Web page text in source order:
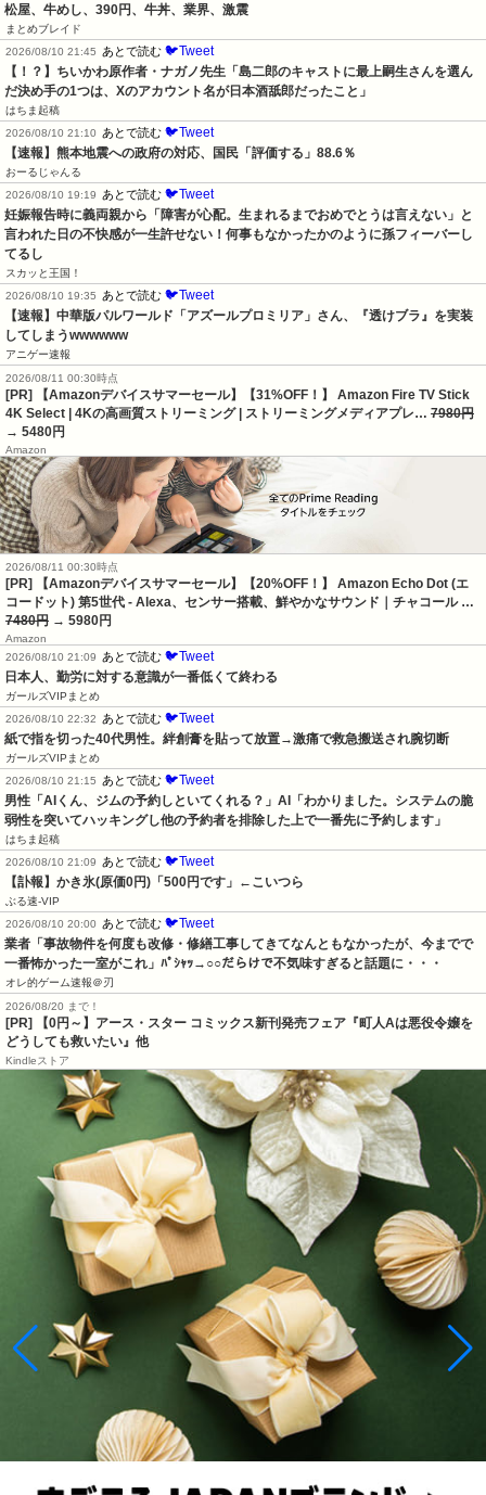
松屋、牛めし、390円、牛丼、業界、激震
まとめブレイド
2026/08/10 21:45
あとで読む 🐦Tweet
【！？】ちいかわ原作者・ナガノ先生「島二郎のキャストに最上嗣生さんを選ん
だ決め手の1つは、Xのアカウント名が日本酒舐郎だったこと」
はちま起稿
2026/08/10 21:10
あとで読む 🐦Tweet
【速報】熊本地震への政府の対応、国民「評価する」88.6％
おーるじゃんる
2026/08/10 19:19
あとで読む 🐦Tweet
妊娠報告時に義両親から「障害が心配。生まれるまでおめでとうは言えない」と
言われた日の不快感が一生許せない！何事もなかったかのように孫フィーバーし
てるし
スカッと王国！
2026/08/10 19:35
あとで読む 🐦Tweet
【速報】中華版パルワールド「アズールプロミリア」さん、『透けブラ』を実装
してしまうwwwwww
アニゲー速報
2026/08/11 00:30時点
[PR] 【Amazonデバイスサマーセール】【31%OFF！】 Amazon Fire TV Stick
4K Select | 4Kの高画質ストリーミング | ストリーミングメディアプレ… 7980円
→ 5480円
Amazon
2026/08/11 00:30時点
[PR] 【Amazonデバイスサマーセール】【20%OFF！】 Amazon Echo Dot (エ
コードット) 第5世代 - Alexa、センサー搭載、鮮やかなサウンド｜チャコール …
7480円 → 5980円
Amazon
2026/08/10 21:09
あとで読む 🐦Tweet
日本人、勤労に対する意識が一番低くて終わる
ガールズVIPまとめ
2026/08/10 22:32
あとで読む 🐦Tweet
紙で指を切った40代男性。絆創膏を貼って放置→激痛で救急搬送され腕切断
ガールズVIPまとめ
2026/08/10 21:15
あとで読む 🐦Tweet
男性「AIくん、ジムの予約しといてくれる？」AI「わかりました。システムの脆
弱性を突いてハッキングし他の予約者を排除した上で一番先に予約します」
はちま起稿
2026/08/10 21:09
あとで読む 🐦Tweet
【訃報】かき氷(原価0円)「500円です」←こいつら
ぶる速-VIP
2026/08/10 20:00
あとで読む 🐦Tweet
業者「事故物件を何度も改修・修繕工事してきてなんともなかったが、今までで
一番怖かった一室がこれ」ﾊﾟｼｬｯ→○○だらけで不気味すぎると話題に・・・
オレ的ゲーム速報＠刃
2026/08/20 まで！
[PR] 【0円～】アース・スター コミックス新刊発売フェア『町人Aは悪役令嬢を
どうしても救いたい』他
Kindleストア